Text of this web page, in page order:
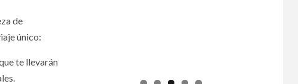
de
único:
te llevarán